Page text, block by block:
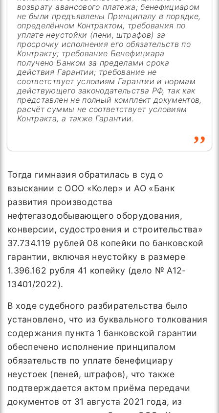
возврату авансового платежа; бенефициаром
не были предъявлены Принципалу в порядке,
определённом Контрактом, требования по
уплате неустойки (пени, штрафов) за
просрочку исполнения его обязательств по
Контракту; требование Бенефициара
получено Банком за пределами срока
действия Гарантии; требование не
соответствует условиям Гарантии и нормам
действующего законодательства РФ, так как
представлен не полный комплект документов,
расчёт суммы не соответствует условиям
Контракта, а также Гарантии.
Тогда гимназия обратилась в суд о
взыскании с ООО «Колер» и АО «Банк
развития производства
нефтегазодобывающего оборудования,
конверсии, судостроения и строительства»
37.734.119 рублей 08 копейки по банковской
гарантии, включая неустойку в размере
1.396.162 рубля 41 копейку (дело № А12-
13401/2022).
В ходе судебного разбирательства было
установлено, что из буквального толкования
содержания пункта 1 банковской гарантии
обеспечено исполнение принципалом
обязательств по уплате бенефициару
неустоек (пеней, штрафов), что также
подтверждается актом приёма передачи
документов от 31 августа 2021 года, из